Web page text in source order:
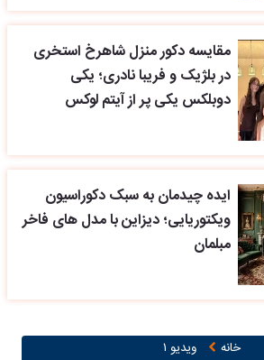
مقایسه دکور منزل شاهرخ استخری
در بلژیک و فریبا نادری؛ یکی
دوبلکس یکی پر از آیتم لوکس
ایده چیدمان به سبک دکوراسیون
ویکتوریایی؛ دیزاین با مدل های فاخر
مبلمان
خانه
ویدیو ۱